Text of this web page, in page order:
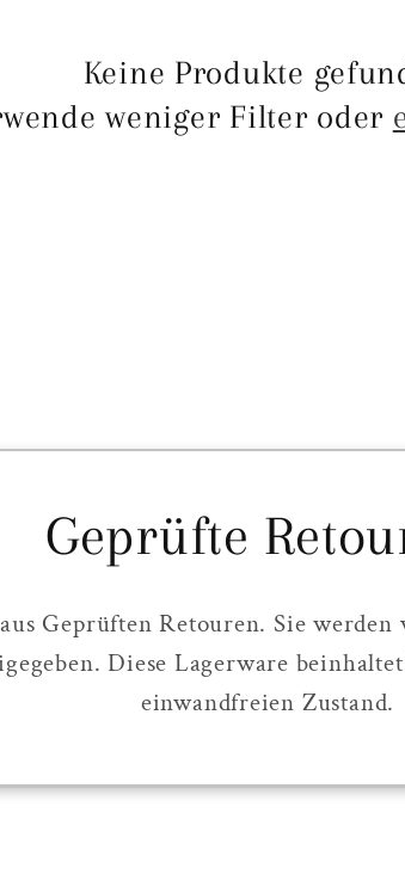
Keine Produkte
weniger Filter oder
Geprüfte
Geprüften Retouren. Sie
Diese Lagerware
einwandfreien Zustand.